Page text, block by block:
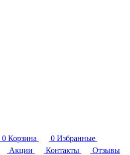
0 Корзина 0 Избранные
Акции Контакты
Отзывы